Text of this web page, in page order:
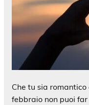
Che tu sia
febbraio non puoi